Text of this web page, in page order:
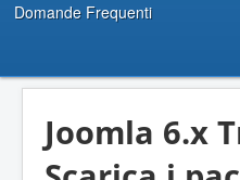
Domande Frequenti
Joomla 6.x